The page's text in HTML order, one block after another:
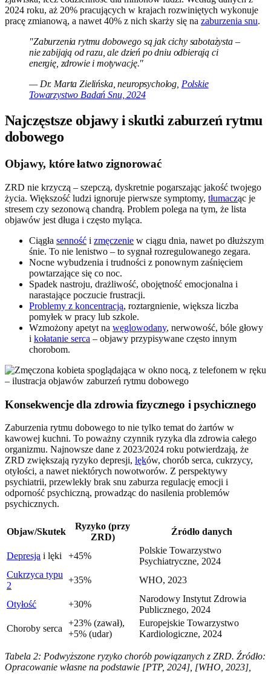
2024 roku, aż 20% pracujących w krajach rozwiniętych wykonuje
pracę zmianową, a nawet 40% z nich skarży się na zaburzenia snu.
"Zaburzenia rytmu dobowego są jak cichy sabotażysta –
nie zabijają od razu, ale dzień po dniu odbierają ci
energię, zdrowie i motywację."
— Dr. Marta Zielińska, neuropsycholog, Polskie
Towarzystwo Badań Snu, 2024
Najczęstsze objawy i skutki zaburzeń rytmu
dobowego
Objawy, które łatwo zignorować
ZRD nie krzyczą – szepczą, dyskretnie pogarszając jakość twojego
życia. Większość ludzi ignoruje pierwsze symptomy, tłumacząc je
stresem czy sezonową chandrą. Problem polega na tym, że lista
objawów jest długa i często myląca.
Ciągła senność i zmęczenie w ciągu dnia, nawet po dłuższym
śnie. To nie lenistwo – to sygnał rozregulowanego zegara.
Nocne wybudzenia i trudności z ponownym zaśnięciem
powtarzające się co noc.
Spadek nastroju, drażliwość, obojętność emocjonalna i
narastające poczucie frustracji.
Problemy z koncentracją, roztargnienie, większa liczba
pomyłek w pracy lub szkole.
Wzmożony apetyt na węglowodany, nerwowość, bóle głowy
i kołatanie serca – objawy przypisywane często innym
chorobom.
Konsekwencje dla zdrowia fizycznego i psychicznego
Zaburzenia rytmu dobowego to nie tylko temat do żartów w
kawowej kuchni. To poważny czynnik ryzyka dla zdrowia całego
organizmu. Najnowsze dane z 2023/2024 roku potwierdzają, że
ZRD zwiększają ryzyko depresji, lęków, chorób serca, cukrzycy,
otyłości, a nawet niektórych nowotworów. Z perspektywy
psychiatrii, przewlekły brak snu zaburza regulację emocji i
odporność psychiczną, prowadząc do nasilenia problemów
psychicznych.
Objaw/Skutek
Ryzyko (przy
ZRD)
Źródło danych
Depresja i lęki +45%
Polskie Towarzystwo
Psychiatryczne, 2024
Cukrzyca typu
2
+35% WHO, 2023
Otyłość +30%
Narodowy Instytut Zdrowia
Publicznego, 2024
Choroby serca
+23% (zawał),
+5% (udar)
Europejskie Towarzystwo
Kardiologiczne, 2024
Tabela 2: Podwyższone ryzyko chorób powiązanych z ZRD. Źródło:
Opracowanie własne na podstawie [PTP, 2024], [WHO, 2023],